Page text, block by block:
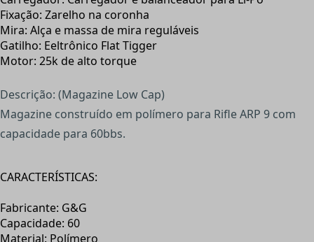
Fixação: Zarelho na coronha
Mira: Alça e massa de mira reguláveis
Gatilho: Eeltrônico Flat Tigger
Motor: 25k de alto torque
Descrição: (Magazine Low Cap)
Magazine construído em polímero para Rifle ARP 9 com
capacidade para 60bbs.
CARACTERÍSTICAS:
Fabricante: G&G
Capacidade: 60
Material: Polímero